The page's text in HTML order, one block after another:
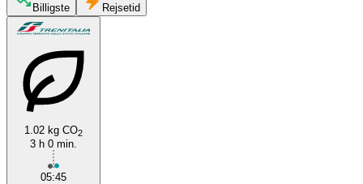
Aarhus
Billigste Rejsetid
1.02 kg CO2
3 h 0 min.
05:45